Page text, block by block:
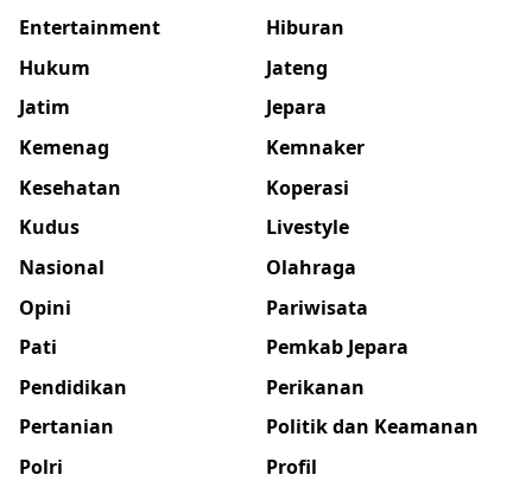
Entertainment
Hiburan
Hukum
Jateng
Jatim
Jepara
Kemenag
Kemnaker
Kesehatan
Koperasi
Kudus
Livestyle
Nasional
Olahraga
Opini
Pariwisata
Pati
Pemkab Jepara
Pendidikan
Perikanan
Pertanian
Politik dan Keamanan
Polri
Profil